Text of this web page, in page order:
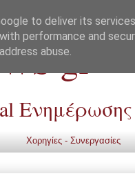
gr
Ενημέρωσης
Χορηγίες - Συνεργασίες
to deliver its
performance and
abuse.